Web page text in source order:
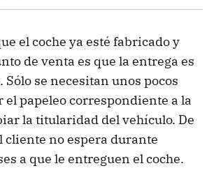
el coche ya esté fabricado y
de venta es que la entrega es
se necesitan unos pocos
el papeleo correspondiente a la
la titularidad del vehículo. De
cliente no espera durante
a que le entreguen el coche.